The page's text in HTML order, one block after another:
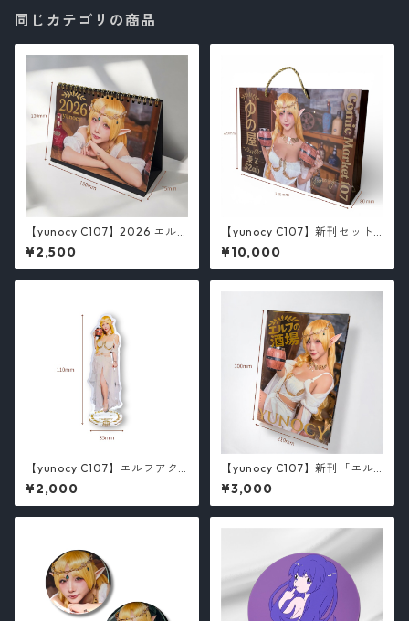
同じカテゴリの商品
【yunocy C107】2026 エル
フ卓上カレンダー
¥2,500
【yunocy C107】新刊セット
（数量限定）
¥10,000
【yunocy C107】エルフアク
スタ
¥2,000
【yunocy C107】新刊「エル
フの酒場」
¥3,000